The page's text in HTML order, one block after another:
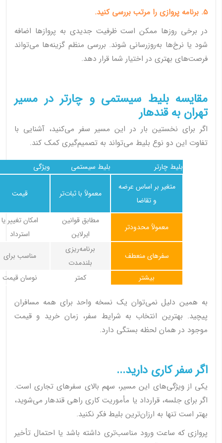
5. برنامه پروازی را مرتب بررسی کنید.
در برخی روزها ممکن است ظرفیت جدیدی به پروازها اضافه
شود یا نرخ‌ها به‌روزرسانی شوند. بررسی منظم گزینه‌ها می‌تواند
فرصت‌های بهتری در اختیار شما قرار دهد.
مقایسه بلیط سیستمی و چارتر در مسیر
تهران به قندهار
اگر برای نخستین بار در این مسیر سفر می‌کنید، آشنایی با
تفاوت این دو نوع بلیط می‌تواند به تصمیم‌گیری کمک کند.
ویژگی بلیط سیستمی بلیط چارتر
قیمت معمولاً با ثبات‌تر
متغیر بر اساس عرضه
و تقاضا
امکان تغییر یا
استرداد
مطابق قوانین
ایرلاین
معمولاً محدودتر
مناسب برای
برنامه‌ریزی
بلندمدت
سفرهای منعطف
نوسان قیمت
کمتر بیشتر
به همین دلیل نمی‌توان یک نسخه واحد برای همه مسافران
پیچید. بهترین انتخاب به شرایط سفر، زمان خرید و قیمت
موجود در همان لحظه بستگی دارد.
اگر سفر کاری دارید...
یکی از ویژگی‌های این مسیر، سهم بالای سفرهای تجاری است.
اگر برای جلسه، قرارداد یا مأموریت کاری راهی قندهار می‌شوید،
بهتر است تنها به ارزان‌ترین بلیط فکر نکنید.
پروازی که ساعت ورود مناسب‌تری داشته باشد یا احتمال تأخیر